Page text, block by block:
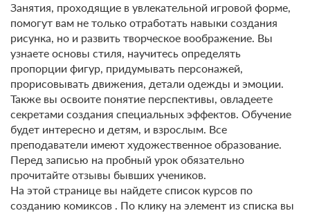
Занятия, проходящие в увлекательной игровой форме,
помогут вам не только отработать навыки создания
рисунка, но и развить творческое воображение. Вы
узнаете основы стиля, научитесь определять
пропорции фигур, придумывать персонажей,
прорисовывать движения, детали одежды и эмоции.
Также вы освоите понятие перспективы, овладеете
секретами создания специальных эффектов. Обучение
будет интересно и детям, и взрослым. Все
преподаватели имеют художественное образование.
Перед записью на пробный урок обязательно
прочитайте отзывы бывших учеников.
На этой странице вы найдете список курсов по
созданию комиксов . По клику на элемент из списка вы